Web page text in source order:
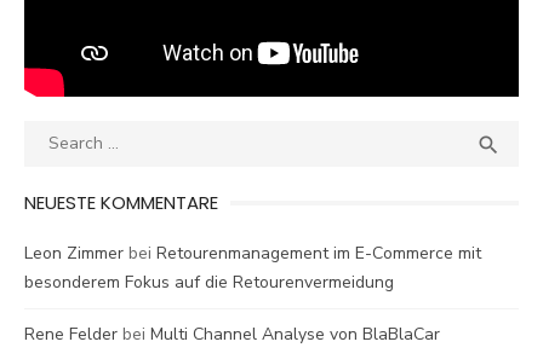
Search

NEUESTE KOMMENTARE
Leon Zimmer bei Retourenmanagement im E-Commerce mit
besonderem Fokus auf die Retourenvermeidung
Rene Felder bei Multi Channel Analyse von BlaBlaCar